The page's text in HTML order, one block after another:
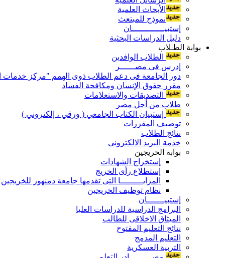
الأبحاث العلمية
نموذج للمبتعث
إستبيـــــــــــــان
دليل الدراسات البحثية
بوابة الطـلاب
الطلاب الوافدين
إدرس فى مصــــــر
دور الجامعة فى دعم الطلاب ذوى الهمم "مركز خدمات
مقرر حقوق الإنسان ومكافحة الفساد
التصديقات والاستعلامات
طلاب من أجل مصر
إستبيان الكتاب الجامعي ( ورقي ، إلكتروني )
توصيف المقررات
نتائج الطلاب
خدمة البريد الالكترونى
بوابة الخريجين
إستخراج الشهادات
إستطلاع رأى الخريج
المزايـــــــــا التى تقدمها جامعة دمنهور للخريجين
نظام توظيف الخريجين
إستبيـــــــان
البرامج الدراسية للدراسات العليا
الميثاق الاخلاقى للطالب
نتائج التعليم المفتوح
التعليم المدمج
التربية العسكرية